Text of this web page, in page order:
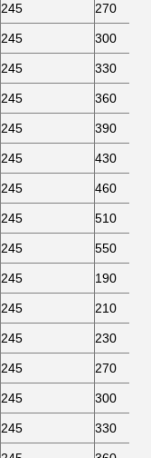
245
270
245
300
245
330
245
360
245
390
245
430
245
460
245
510
245
550
245
190
245
210
245
230
245
270
245
300
245
330